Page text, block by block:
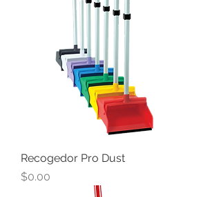
Recogedor Pro Dust
Precio
$0.00